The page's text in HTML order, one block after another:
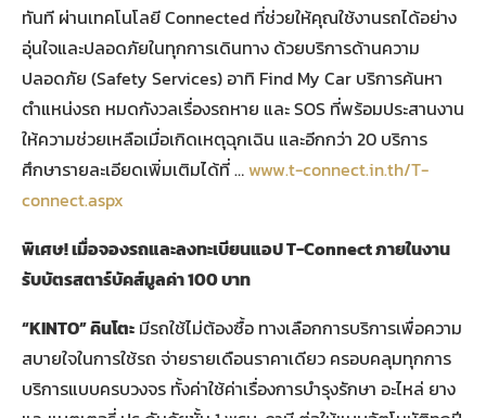
ทันที ผ่านเทคโนโลยี Connected ที่ช่วยให้คุณใช้งานรถได้อย่าง
อุ่นใจและปลอดภัยในทุกการเดินทาง ด้วยบริการด้านความ
ปลอดภัย (Safety Services) อาทิ Find My Car บริการค้นหา
ตำแหน่งรถ หมดกังวลเรื่องรถหาย และ SOS ที่พร้อมประสานงาน
ให้ความช่วยเหลือเมื่อเกิดเหตุฉุกเฉิน และอีกกว่า 20 บริการ
ศึกษารายละเอียดเพิ่มเติมได้ที่ …www.t-connect.in.th/T-
connect.aspx
พิเศษ! เมื่อจองรถและลงทะเบียนแอปT-Connectภายในงาน
รับบัตรสตาร์บัคส์มูลค่า 100 บาท
“KINTO” คินโตะ มีรถใช้ไม่ต้องซื้อ ทางเลือกการบริการเพื่อความ
สบายใจในการใช้รถ จ่ายรายเดือนราคาเดียว ครอบคลุมทุกการ
บริการแบบครบวงจร ทั้งค่าใช้ค่าเรื่องการบำรุงรักษา อะไหล่ ยาง